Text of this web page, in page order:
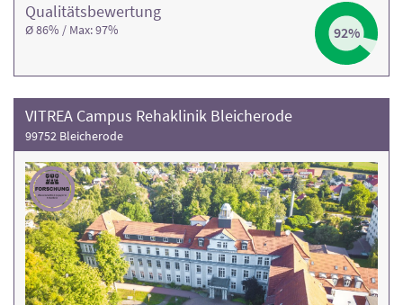
Qualitäts­bewertung
Ø 86% / Max: 97% 92%
VITREA Campus Rehaklinik Bleicherode
99752 Bleicherode